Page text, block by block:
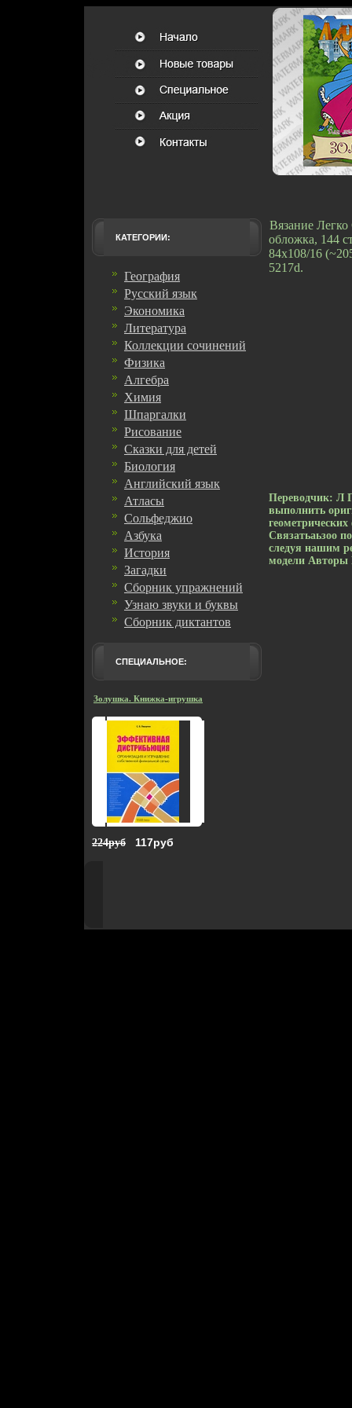
КАТЕГОРИИ:
География
Русский язык
Экономика
Литература
Коллекции сочинений
Физика
Алгебра
Химия
Шпаргалки
Рисование
Сказки для детей
Биология
Английский язык
Атласы
Сольфеджио
Азбука
История
Загадки
Сборник упражнений
Узнаю звуки и буквы
Сборник диктантов
СПЕЦИАЛЬНОЕ:
Золушка. Книжка-игрушка
224руб 117руб
Вязание
обложка, 144
84x108/16
5217d.
Переводчик: Л
выполнить
Связатьаьзоо
следуя нашим
модели Авторы